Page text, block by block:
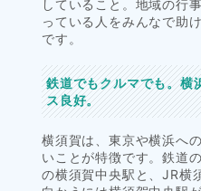
していること。地域の行
っている人をみんなで助
です。
鉄道でもクルマでも。横
ス良好。
横須賀は、東京や横浜へ
いことが特徴です。鉄道
の横須賀中央駅と、JR横